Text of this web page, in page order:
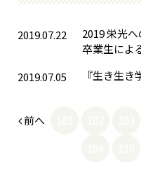
2019.07.22
2019 栄光
卒業生によ
2019.07.05
『生き生
前へ